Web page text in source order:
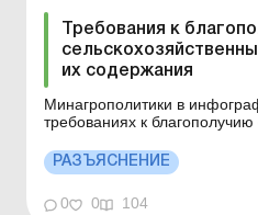
Требования к
их содержания
Минагрополитики в
требованиях к
РАЗЪЯСНЕНИЕ
0 0 104